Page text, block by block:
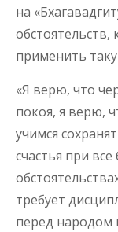
на
применить
«Я верю, что
покоя, я верю,
учимся
счастья при
требует
перед народом